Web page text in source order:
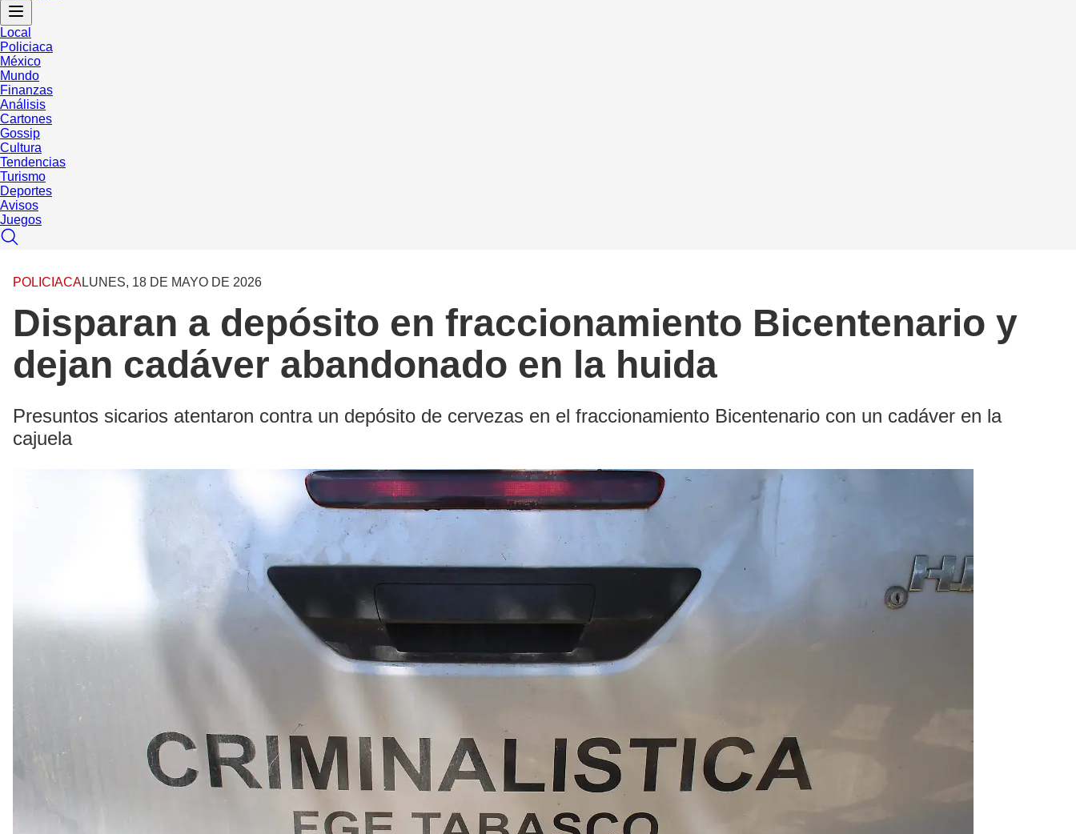
Local
Policiaca
México
Mundo
Finanzas
Análisis
Cartones
Gossip
Cultura
Tendencias
Turismo
Deportes
Avisos
Juegos
POLICIACALUNES, 18 DE MAYO DE 2026
Disparan a depósito en fraccionamiento Bicentenario y
dejan cadáver abandonado en la huida
Presuntos sicarios atentaron contra un depósito de cervezas en el fraccionamiento Bicentenario con un cadáver en la
cajuela